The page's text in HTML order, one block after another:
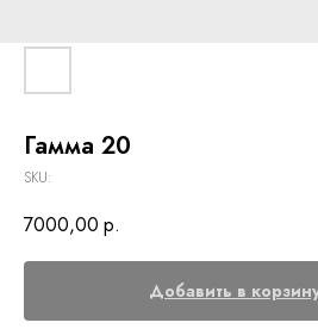
Гамма 20
SKU:
7000,00 р.
Добавить в